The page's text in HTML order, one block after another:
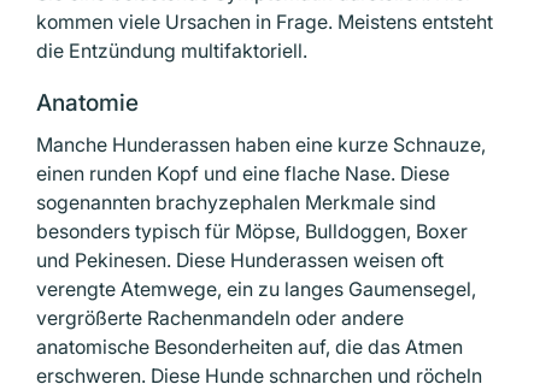
kommen viele Ursachen in Frage. Meistens entsteht
die Entzündung multifaktoriell.
Anatomie
Manche Hunderassen haben eine kurze Schnauze,
einen runden Kopf und eine flache Nase. Diese
sogenannten brachyzephalen Merkmale sind
besonders typisch für Möpse, Bulldoggen, Boxer
und Pekinesen. Diese Hunderassen weisen oft
verengte Atemwege, ein zu langes Gaumensegel,
vergrößerte Rachenmandeln oder andere
anatomische Besonderheiten auf, die das Atmen
erschweren. Diese Hunde schnarchen und röcheln